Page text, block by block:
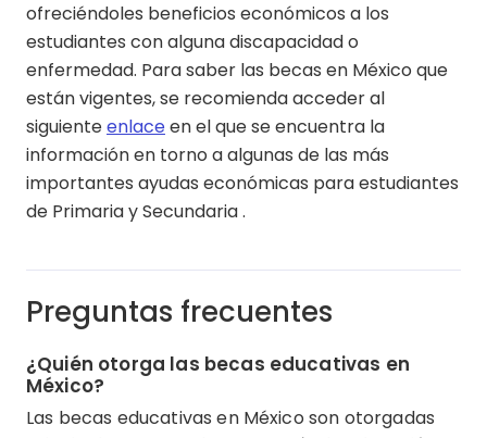
ofreciéndoles beneficios económicos a los
estudiantes con alguna discapacidad o
enfermedad. Para saber las becas en México que
están vigentes, se recomienda acceder al
siguienteenlaceen el que se encuentra la
información en torno a algunas de las más
importantes ayudas económicas para estudiantes
de Primaria y Secundaria .
Preguntas frecuentes
¿Quién otorga las becas educativas en
México?
Las becas educativas en México son otorgadas